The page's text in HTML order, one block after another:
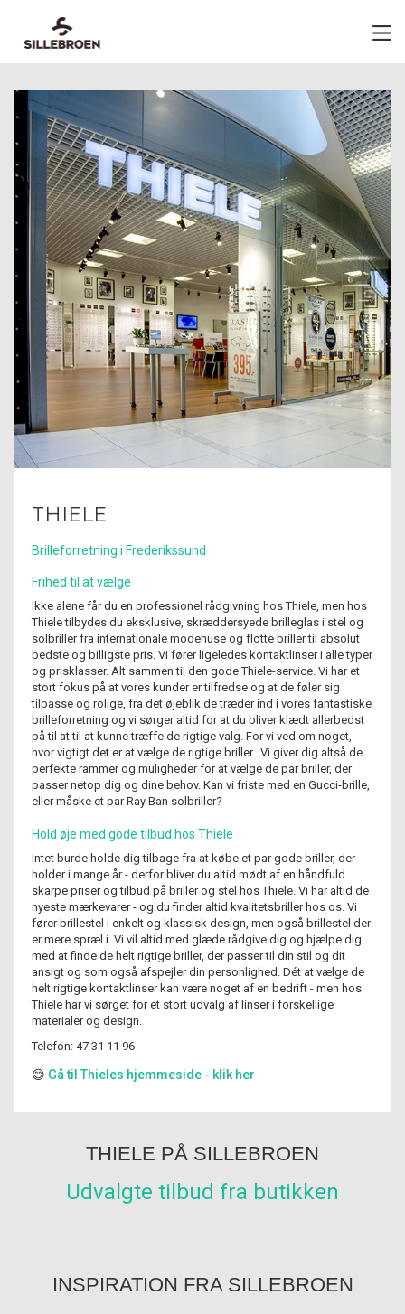
THIELE
Brilleforretning i Frederikssund
Frihed til at vælge
Ikke alene får du en professionel rådgivning hos Thiele, men hos
Thiele tilbydes du eksklusive, skræddersyede brilleglas i stel og
solbriller fra internationale modehuse og flotte briller til absolut
bedste og billigste pris. Vi fører ligeledes kontaktlinser i alle typer
og prisklasser. Alt sammen til den gode Thiele-service. Vi har et
stort fokus på at vores kunder er tilfredse og at de føler sig
tilpasse og rolige, fra det øjeblik de træder ind i vores fantastiske
brilleforretning og vi sørger altid for at du bliver klædt allerbedst
på til at til at kunne træffe de rigtige valg. For vi ved om noget,
hvor vigtigt det er at vælge de rigtige briller. Vi giver dig altså de
perfekte rammer og muligheder for at vælge de par briller, der
passer netop dig og dine behov. Kan vi friste med en Gucci-brille,
eller måske et par Ray Ban solbriller?
Hold øje med gode tilbud hos Thiele
Intet burde holde dig tilbage fra at købe et par gode briller, der
holder i mange år - derfor bliver du altid mødt af en håndfuld
skarpe priser og tilbud på briller og stel hos Thiele. Vi har altid de
nyeste mærkevarer - og du finder altid kvalitetsbriller hos os. Vi
fører brillestel i enkelt og klassisk design, men også brillestel der
er mere spræl i. Vi vil altid med glæde rådgive dig og hjælpe dig
med at finde de helt rigtige briller, der passer til din stil og dit
ansigt og som også afspejler din personlighed. Dét at vælge de
helt rigtige kontaktlinser kan være noget af en bedrift - men hos
Thiele har vi sørget for et stort udvalg af linser i forskellige
materialer og design.
Telefon: 47 31 11 96
😄 Gå til Thieles hjemmeside - klik her
THIELE PÅ SILLEBROEN
Udvalgte tilbud fra butikken
INSPIRATION FRA SILLEBROEN